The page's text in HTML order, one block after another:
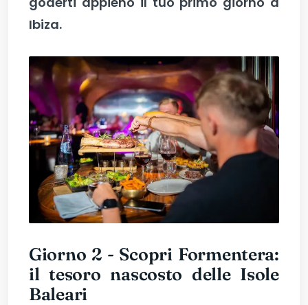
Ibiza.
Giorno 2 - Scopri Formentera:
il tesoro nascosto delle Isole
Baleari